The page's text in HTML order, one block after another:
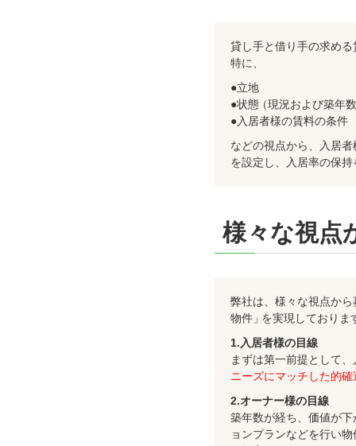
貸し手と借り手の求め
特に、
●立地
●状態（現況および築年
●入居者様の賃料の条件
などの視点から、入居
を設定し、入居率の保
様々な視点
弊社は、様々な視点か
物件 」を実現しておりま
1.入居者様の目線
まずは第一前提として
ニーズにマッチした的確
2.オーナー様の目線
築年数が経ち、価値が
ョンプランなどを行い